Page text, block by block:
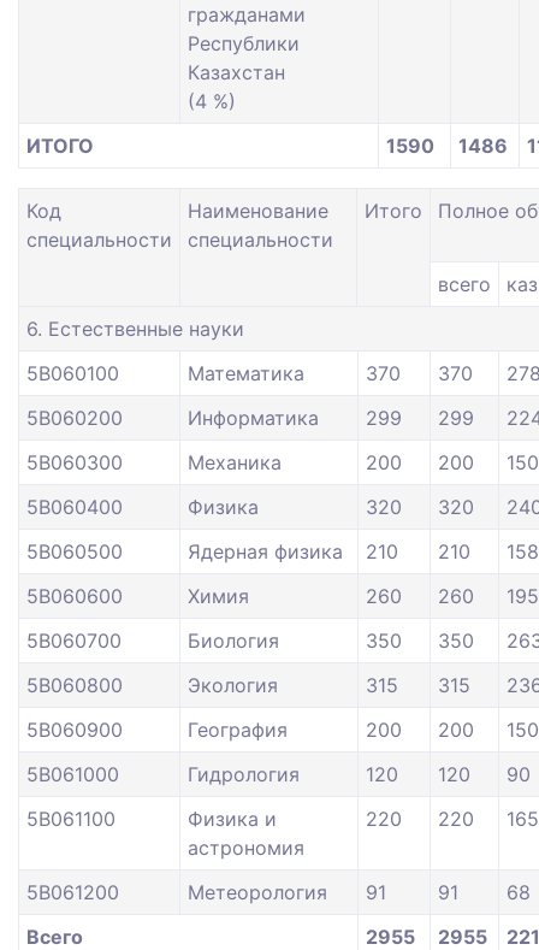
гражданами
Республики
Казахстан
(4 %)
ИТОГО 1590 1486
Код
специальности
Наименование
специальности
Итого Полное
всего
6. Естественные науки
5В060100
Математика 370 370
5В060200
Информатика 299 299
5В060300
Механика 200 200
150
5В060400
Физика 320 320
5В060500
Ядерная физика 210 210
158
5В060600
Химия 260 260
195
5В060700
Биология 350 350
5В060800
Экология 315 315
5В060900
География 200 200
150
5В061000
Гидрология 120 120
90
5В061100
Физика и
астрономия
220 220 165
5В061200 Метеорология 91 91
68
Всего
2955 2955